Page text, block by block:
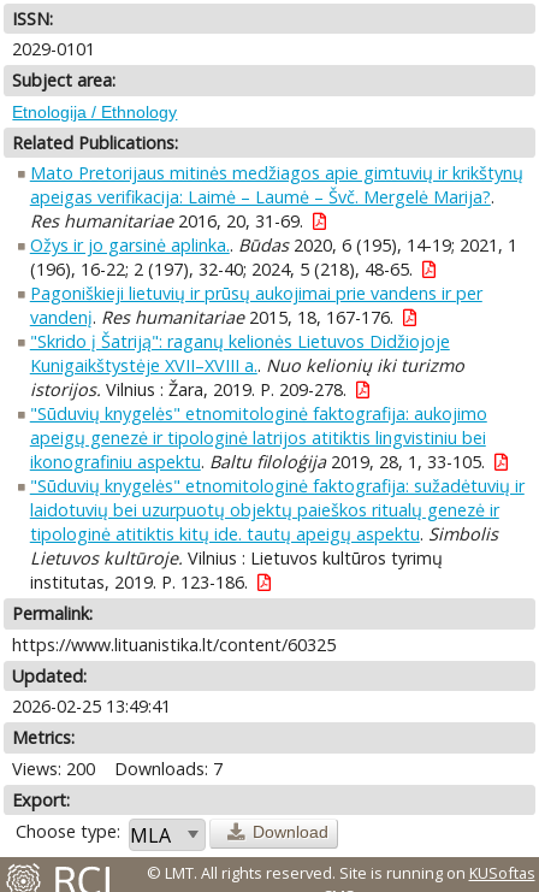
ISSN:
2029-0101
Subject area:
Etnologija / Ethnology
Related Publications:
Mato Pretorijaus mitinės medžiagos apie gimtuvių ir krikštynų
apeigas verifikacija: Laimė – Laumė – Švč. Mergelė Marija?.
Res humanitariae2016, 20, 31-69.
Ožys ir jo garsinė aplinka.. Būdas2020, 6 (195), 14-19; 2021, 1
(196), 16-22; 2 (197), 32-40; 2024, 5 (218), 48-65.
Pagoniškieji lietuvių ir prūsų aukojimai prie vandens ir per
vandenį. Res humanitariae2015, 18, 167-176.
"Skrido į Šatriją": raganų kelionės Lietuvos Didžiojoje
Kunigaikštystėje XVII–XVIII a.. Nuo kelionių iki turizmo
istorijos. Vilnius : Žara, 2019. P. 209-278.
"Sūduvių knygelės" etnomitologinė faktografija: aukojimo
apeigų genezė ir tipologinė latrijos atitiktis lingvistiniu bei
ikonografiniu aspektu. Baltu filoloģija2019, 28, 1, 33-105.
"Sūduvių knygelės" etnomitologinė faktografija: sužadėtuvių ir
laidotuvių bei uzurpuotų objektų paieškos ritualų genezė ir
tipologinė atitiktis kitų ide. tautų apeigų aspektu. Simbolis
Lietuvos kultūroje. Vilnius : Lietuvos kultūros tyrimų
institutas, 2019. P. 123-186.
Permalink:
https://www.lituanistika.lt/content/60325
Updated:
2026-02-25 13:49:41
Metrics:
Views: 200
Downloads: 7
Export:
Choose type:
Download
© LMT. All rights reserved. Site is running on KUSoftas